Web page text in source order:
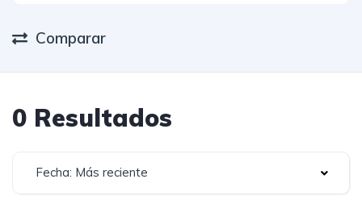
Comparar
0 Resultados
Fecha: Más reciente